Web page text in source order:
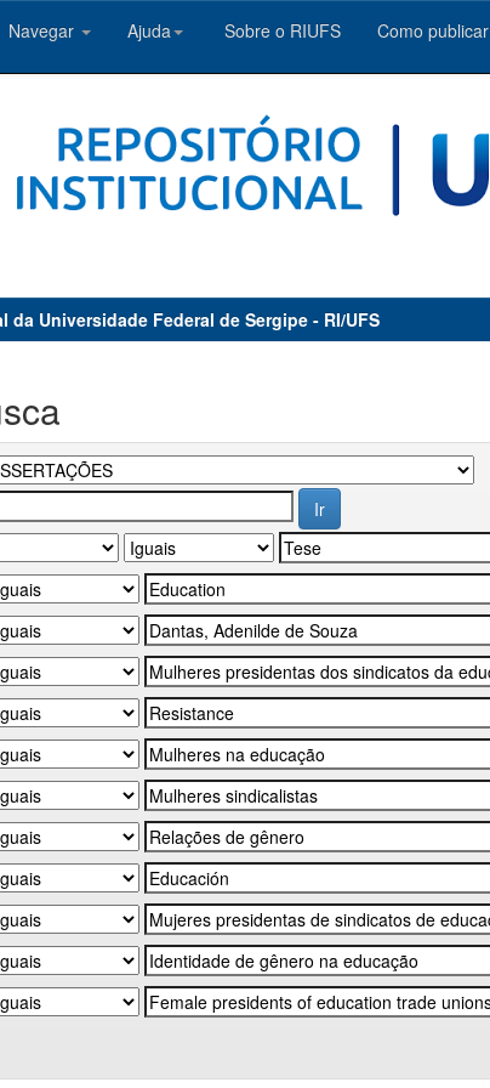
Navegar Ajuda Sobre o RIUFS Como publicar
Universidade Federal de Sergipe - RI/UFS